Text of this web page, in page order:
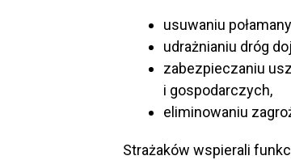
usuwaniu
udrażnianiu dróg
zabezpieczaniu
i gospodarczych,
eliminowaniu
Strażaków wspierali